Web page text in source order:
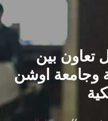
القطاعـات
الشئون الأكاديمية
البحث العلمي
تعاون بين
وجامعة اوشن